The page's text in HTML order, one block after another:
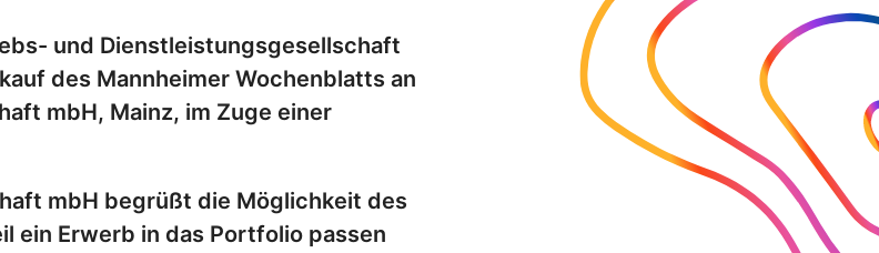
und Dienstleistungsgesellschaft
des Mannheimer Wochenblatts an
mbH, Mainz, im Zuge einer
mbH begrüßt die Möglichkeit des
ein Erwerb in das Portfolio passen